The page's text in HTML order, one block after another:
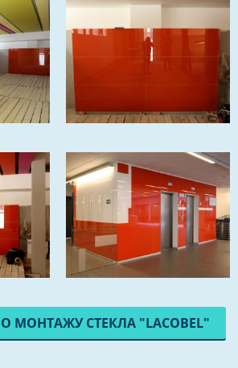
МОНТАЖУ СТЕКЛА "LACOBEL"